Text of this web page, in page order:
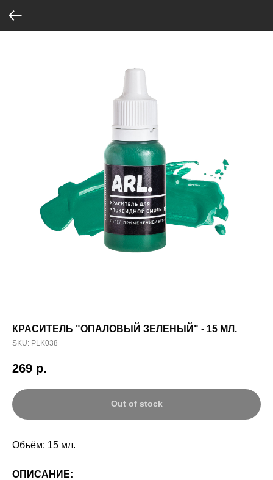
КРАСИТЕЛЬ "ОПАЛОВЫЙ ЗЕЛЕНЫЙ" - 15 МЛ.
SKU: PLK038
269 р.
Out of stock
Объём: 15 мл.
ОПИСАНИЕ: